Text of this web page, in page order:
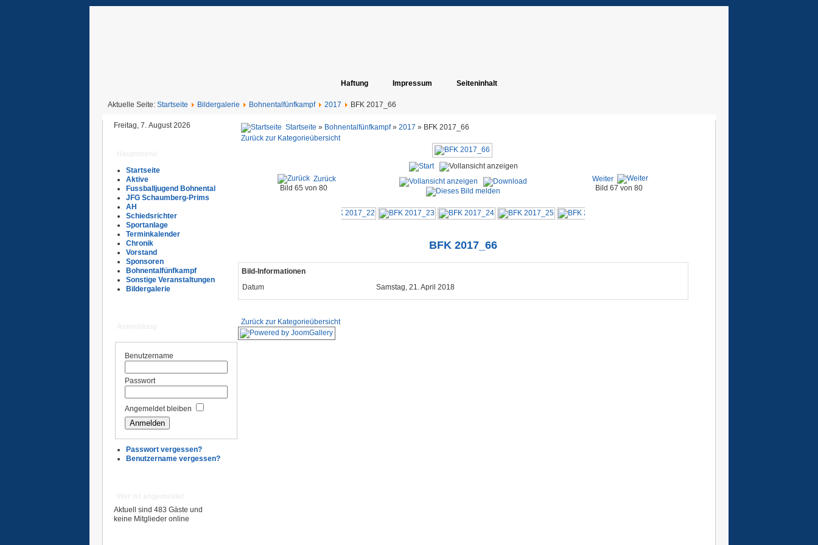
Haftung Impressum Seiteninhalt
Aktuelle Seite: Startseite Bildergalerie Bohnentalfünfkampf 2017 BFK 2017_66
Freitag, 7. August 2026
Startseite
Aktive
Fussballjugend Bohnental
JFG Schaumberg-Prims
AH
Schiedsrichter
Sportanlage
Terminkalender
Chronik
Vorstand
Sponsoren
Bohnentalfünfkampf
Sonstige Veranstaltungen
Bildergalerie
Benutzername
Passwort
Angemeldet bleiben
Passwort vergessen?
Benutzername vergessen?
Aktuell sind 483 Gäste und
keine Mitglieder online
Startseite » Bohnentalfünfkampf» 2017 » BFK 2017_66
Zurück zur Kategorieübersicht
Zurück
Bild 65 von 80
Weiter
Bild 67 von 80
BFK 2017_66
Bild-Informationen
Datum
Samstag, 21. April 2018
Zurück zur Kategorieübersicht